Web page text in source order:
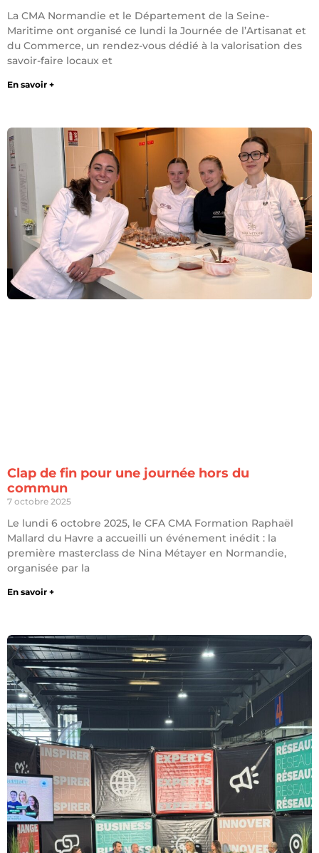
La CMA Normandie et le Département de la Seine-
Maritime ont organisé ce lundi la Journée de l’Artisanat et
du Commerce, un rendez-vous dédié à la valorisation des
savoir-faire locaux et
En savoir +
Clap de fin pour une journée hors du
commun
7 octobre 2025
Le lundi 6 octobre 2025, le CFA CMA Formation Raphaël
Mallard du Havre a accueilli un événement inédit : la
première masterclass de Nina Métayer en Normandie,
organisée par la
En savoir +